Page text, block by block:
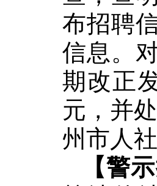
布招聘
信息。
期改正
元，并
州市人
【警